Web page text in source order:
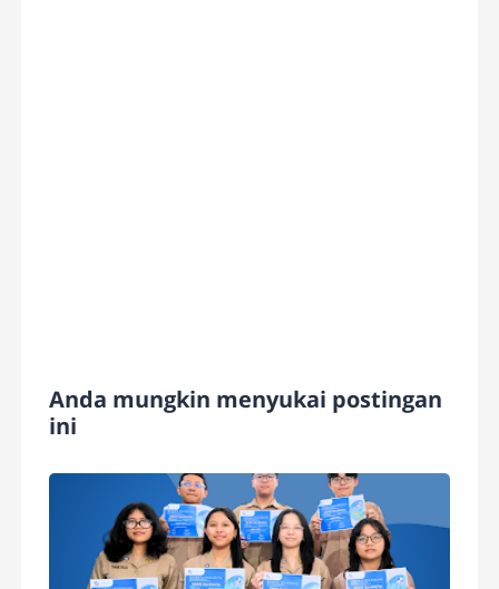
Anda mungkin menyukai postingan
ini